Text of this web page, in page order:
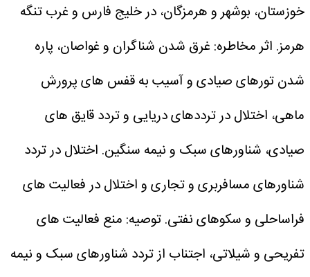
خوزستان، بوشهر و هرمزگان، در خلیج فارس و غرب تنگه
هرمز. اثر مخاطره: غرق شدن شناگران و غواصان، پاره
شدن تورهای صیادی و آسیب به قفس های پرورش
ماهی، اختلال در ترددهای دریایی و تردد قایق های
صیادی، شناورهای سبک و نیمه سنگین. اختلال در تردد
شناورهای مسافربری و تجاری و اختلال در فعالیت های
فراساحلی و سکوهای نفتی.توصیه: منع فعالیت های
تفریحی و شیلاتی، اجتناب از تردد شناورهای سبک و نیمه